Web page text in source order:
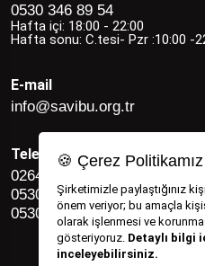
0530 346 89 54
Hafta içi: 18:00 - 22:00
Hafta sonu: C.tesi- Pzr :10:00 -
E-mail
info@savibu.org.tr
Telefon
0264 582 12 17
0530 346 89 54
0530 704 69 54
🍪 Çerez Politikamız
Şirketimizle paylaştığınız
önem veriyor; bu amaçla
olarak işlenmesi ve
gösteriyoruz. Detaylı bilgi
inceleyebilirsiniz.